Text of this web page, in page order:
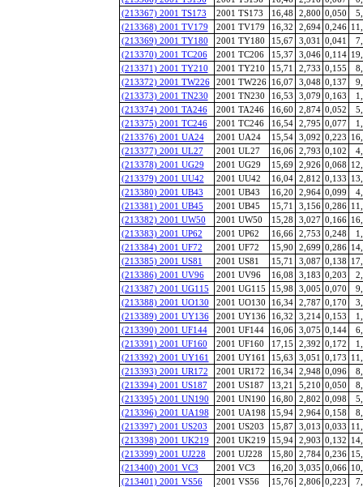
(213367) 2001 TS173
2001 TS173 16,48 2,800 0,050
(213368) 2001 TV179
2001 TV179 16,32 2,694 0,246
(213369) 2001 TY180
2001 TY180 15,67 3,031 0,041
(213370) 2001 TC206
2001 TC206 15,37 3,046 0,114
(213371) 2001 TY210
2001 TY210 15,71 2,733 0,155
(213372) 2001 TW226
2001 TW226 16,07 3,048 0,137
(213373) 2001 TN230
2001 TN230 16,53 3,079 0,163
(213374) 2001 TA246
2001 TA246 16,60 2,874 0,052
(213375) 2001 TC246
2001 TC246 16,54 2,795 0,077
(213376) 2001 UA24
2001 UA24 15,54 3,092 0,223
(213377) 2001 UL27
2001 UL27 16,06 2,793 0,102
(213378) 2001 UG29
2001 UG29 15,69 2,926 0,068
(213379) 2001 UU42
2001 UU42 16,04 2,812 0,133
(213380) 2001 UB43
2001 UB43 16,20 2,964 0,099
(213381) 2001 UB45
2001 UB45 15,71 3,156 0,286
(213382) 2001 UW50
2001 UW50 15,28 3,027 0,166
(213383) 2001 UP62
2001 UP62 16,66 2,753 0,248
(213384) 2001 UF72
2001 UF72 15,90 2,699 0,286
(213385) 2001 US81
2001 US81 15,71 3,087 0,138
(213386) 2001 UV96
2001 UV96 16,08 3,183 0,203
(213387) 2001 UG115
2001 UG115 15,98 3,005 0,070
(213388) 2001 UO130
2001 UO130 16,34 2,787 0,170
(213389) 2001 UY136
2001 UY136 16,32 3,214 0,153
(213390) 2001 UF144
2001 UF144 16,06 3,075 0,144
(213391) 2001 UF160
2001 UF160 17,15 2,392 0,172
(213392) 2001 UY161
2001 UY161 15,63 3,051 0,173
(213393) 2001 UR172
2001 UR172 16,34 2,948 0,096
(213394) 2001 US187
2001 US187 13,21 5,210 0,050
(213395) 2001 UN190
2001 UN190 16,80 2,802 0,098
(213396) 2001 UA198
2001 UA198 15,94 2,964 0,158
(213397) 2001 US203
2001 US203 15,87 3,013 0,033
(213398) 2001 UK219
2001 UK219 15,94 2,903 0,132
(213399) 2001 UJ228
2001 UJ228 15,80 2,784 0,236
(213400) 2001 VC3
2001 VC3 16,20 3,035 0,066
(213401) 2001 VS56
2001 VS56 15,76 2,806 0,223